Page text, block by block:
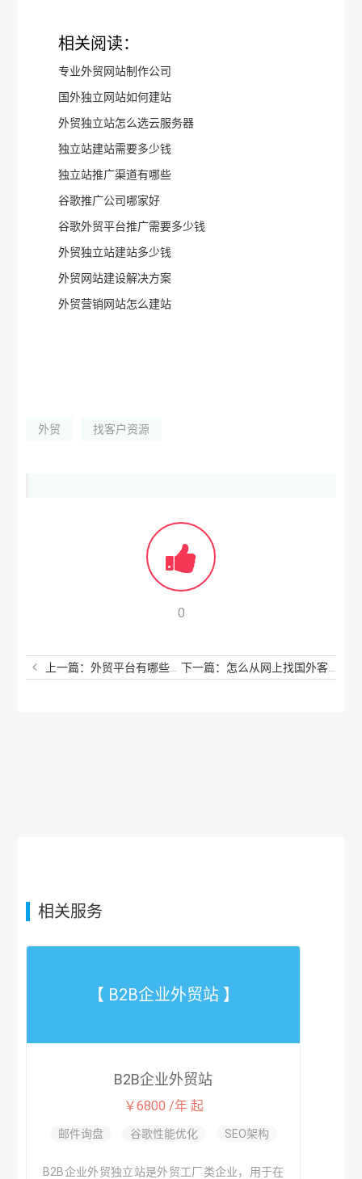
相关阅读：
专业外贸网站制作公司
国外独立网站如何建站
外贸独立站怎么选云服务器
独立站建站需要多少钱
独立站推广渠道有哪些
谷歌推广公司哪家好
谷歌外贸平台推广需要多少钱
外贸独立站建站多少钱
外贸网站建设解决方案
外贸营销网站怎么建站
外贸 找客户资源
0
上一篇：外贸平台有哪些？国内做外贸的平台有哪些？
相关服务
【 B2B企业外贸站 】
B2B企业外贸站
￥6800 /年 起
邮件询盘 谷歌性能优化 SEO架构
B2B企业外贸独立站是外贸工厂类企业，用于在